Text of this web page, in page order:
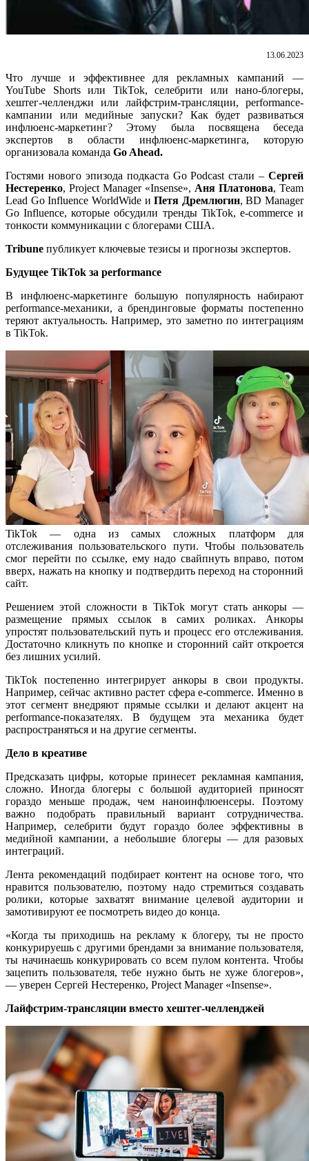
13.06.2023
Что лучше и эффективнее для рекламных кампаний —
YouTube Shorts или TikTok, селебрити или нано-блогеры,
хештег-челленджи или лайфстрим-трансляции, рerformance-
кампании или медийные запуски? Как будет развиваться
инфлюенс-маркетинг? Этому была посвящена беседа
экспертов в области инфлюенс-маркетинга, которую
организовала команда Go Ahead.
Гостями нового эпизода подкаста Go Podcast стали – Сергей
Нестеренко, Project Manager «Insense», Аня Платонова, Team
Lead Go Influence WorldWide иПетя Дремлюгин, BD Manager
Go Influence, которые обсудили тренды TikTok, e-commerce и
тонкости коммуникации с блогерами США.
Tribune публикует ключевые тезисы и прогнозы экспертов.
Будущее TikTok за performance
В инфлюенс-маркетинге большую популярность набирают
performance-механики, а брендинговые форматы постепенно
теряют актуальность. Например, это заметно по интеграциям
в TikTok.
TikTok — одна из самых сложных платформ для
отслеживания пользовательского пути. Чтобы пользователь
смог перейти по ссылке, ему надо свайпнуть вправо, потом
вверх, нажать на кнопку и подтвердить переход на сторонний
сайт.
Решением этой сложности в TikTok могут стать анкоры —
размещение прямых ссылок в самих роликах. Анкоры
упростят пользовательский путь и процесс его отслеживания.
Достаточно кликнуть по кнопке и сторонний сайт откроется
без лишних усилий.
TikTok постепенно интегрирует анкоры в свои продукты.
Например, сейчас активно растет сфера e-commerce. Именно в
этот сегмент внедряют прямые ссылки и делают акцент на
performance-показателях. В будущем эта механика будет
распространяться и на другие сегменты.
Дело в креативе
Предсказать цифры, которые принесет рекламная кампания,
сложно. Иногда блогеры с большой аудиторией приносят
гораздо меньше продаж, чем наноинфлюенсеры. Поэтому
важно подобрать правильный вариант сотрудничества.
Например, селебрити будут гораздо более эффективны в
медийной кампании, а небольшие блогеры — для разовых
интеграций.
Лента рекомендаций подбирает контент на основе того, что
нравится пользователю, поэтому надо стремиться создавать
ролики, которые захватят внимание целевой аудитории и
замотивируют ее посмотреть видео до конца.
«Когда ты приходишь на рекламу к блогеру, ты не просто
конкурируешь с другими брендами за внимание пользователя,
ты начинаешь конкурировать со всем пулом контента. Чтобы
зацепить пользователя, тебе нужно быть не хуже блогеров»,
— уверен Сергей Нестеренко, Project Manager «Insense».
Лайфстрим-трансляции вместо хештег-челленджей